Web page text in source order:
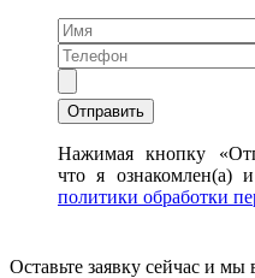
Нажимая кнопку
что я ознакомлен(а)
политики обработки
Оставьте заявку сейчас и